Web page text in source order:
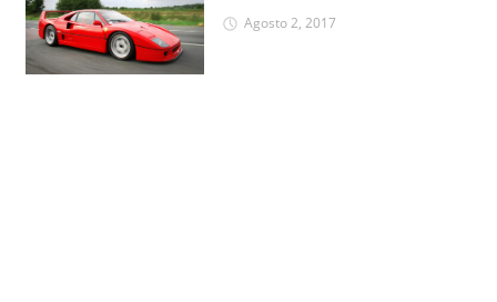
Agosto 2, 2017